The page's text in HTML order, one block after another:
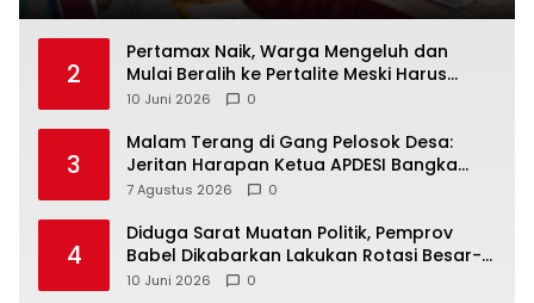
2
‎Pertamax Naik, Warga Mengeluh dan
Mulai Beralih ke Pertalite Meski Harus
10 Juni 2026 0
3
Malam Terang di Gang Pelosok Desa:
Jeritan Harapan Ketua APDESI Bangka
Tengah untuk PLN Babel
7 Agustus 2026 0
4
‎Diduga Sarat Muatan Politik, Pemprov
Babel Dikabarkan Lakukan Rotasi Besar-
10 Juni 2026 0